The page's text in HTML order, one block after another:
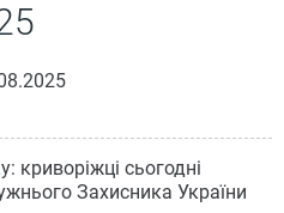
криворіжці сьогодні
Захисника України